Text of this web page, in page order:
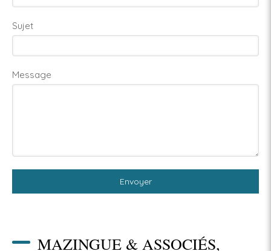
Sujet
Message
Envoyer
MAZINGUE & ASSOCIÉS,